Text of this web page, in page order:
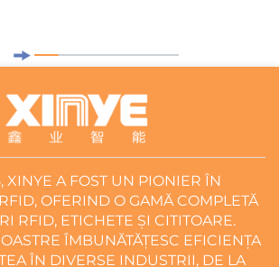
XINYE A FOST UN PIONIER ÎN
OFERIND O GAMĂ COMPLETĂ
RFID, ETICHETE ȘI CITITOARE.
ÎMBUNĂTĂȚESC EFICIENȚA
ÎN DIVERSE INDUSTRII, DE LA